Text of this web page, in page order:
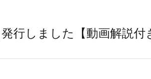
行しました【動画解説付